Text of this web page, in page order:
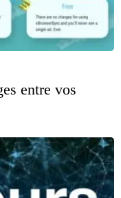
entre vos